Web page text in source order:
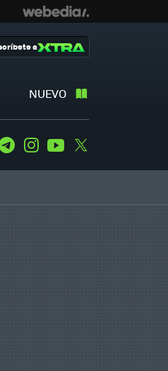
NUEVO
a
TelegramInstagramYoutube